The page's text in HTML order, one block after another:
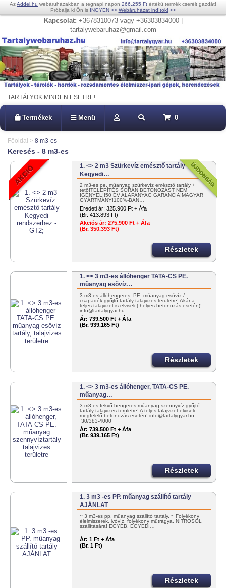
AzAddel.hu webáruházakban a tegnapi napon 266.255 Ft értékű termék cserélt gazdát!
Próbálja ki Ön is INGYEN >> Webáruházat indítok! <<
Kapcsolat: +3678310073 vagy +36303834000 |
tartalywebaruhaz@gmail.com
TARTÁLYOK MINDEN ESETRE!
Termékek Menü 0
Főoldal > 8 m3-es
Keresés - 8 m3-es
1. <> 2 m3 Szürkevíz emésztő tartály
Kegyedi…
2 m3-es pe. műanyag szürkevíz emésztő tartály +
tető!TELEPÍTÉS SORÁN BETONOZÁST NEM
IGÉNYEL!!50 ÉV ALAPANYAG GARANCIA!MAGYAR
GYÁRTMÁNY!100%-BAN…
Eredeti ár: 325.900 Ft + Áfa
(Br. 413.893 Ft)
Akciós ár: 275.900 Ft + Áfa
(Br. 350.393 Ft)
Részletek
1. <> 3 m3-es állóhenger TATA-CS PE.
műanyag esővíz…
3 m3-es állóhengeres, PE. műanyag esővíz /
csapadék gyűjtő tartály talajvizes területre! Akár a
teljes talajvizet is elviseli ( helyes betonozás esetén)!
info@tartalygyar.hu …
Ár: 739.500 Ft + Áfa
(Br. 939.165 Ft)
Részletek
1. <> 3 m3-es állóhenger, TATA-CS PE.
műanyag…
3 m3-es fekvő hengeres műanyag szennyvíz gyűjtő
tartály talajvizes területre! A teljes talajvizet elviseli -
megfelelő betonozás esetén! info@tartalygyar.hu
30/383-4000
Ár: 739.500 Ft + Áfa
(Br. 939.165 Ft)
Részletek
1. 3 m3 -es PP. műanyag szállító tartály
AJÁNLAT
~ 3 m3-es pp. műanyag szállító tartály. ~ Folyékony
élelmiszerek, ivóvíz, folyékony műtrágya, NITROSOL
szállítására! EGYÉB, EGYEDI…
Ár: 1 Ft + Áfa
(Br. 1 Ft)
Részletek